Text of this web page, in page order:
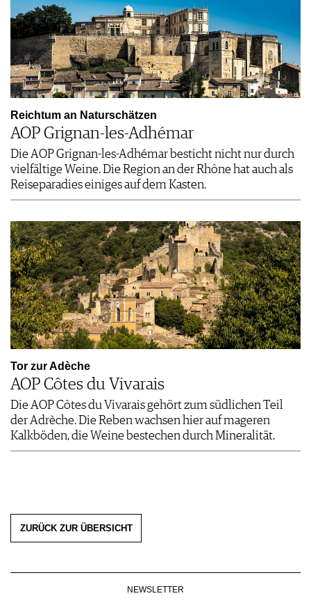
Reichtum an Naturschätzen
AOP Grignan-les-Adhémar
Die AOP Grignan-les-Adhémar besticht nicht nur durch
vielfältige Weine. Die Region an der Rhône hat auch als
Reiseparadies einiges auf dem Kasten.
Tor zur Adèche
AOP Côtes du Vivarais
Die AOP Côtes du Vivarais gehört zum südlichen Teil
der Adrèche. Die Reben wachsen hier auf mageren
Kalkböden, die Weine bestechen durch Mineralität.
ZURÜCK ZUR ÜBERSICHT
NEWSLETTER